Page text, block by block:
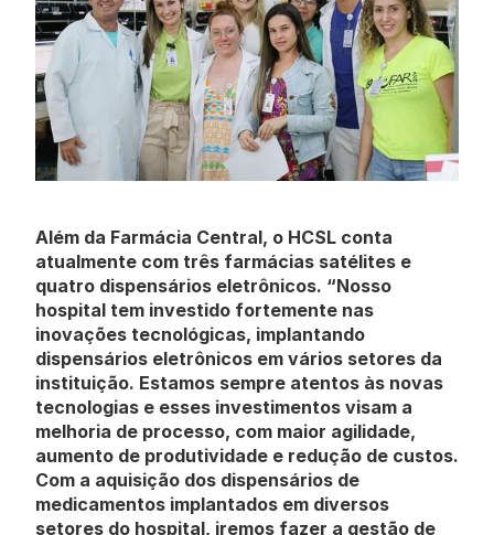
Além da Farmácia Central, o HCSL conta
atualmente com três farmácias satélites e
quatro dispensários eletrônicos. “Nosso
hospital tem investido fortemente nas
inovações tecnológicas, implantando
dispensários eletrônicos em vários setores da
instituição. Estamos sempre atentos às novas
tecnologias e esses investimentos visam a
melhoria de processo, com maior agilidade,
aumento de produtividade e redução de custos.
Com a aquisição dos dispensários de
medicamentos implantados em diversos
setores do hospital, iremos fazer a gestão de